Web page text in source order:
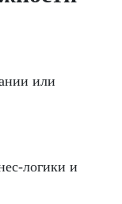
или
логики и